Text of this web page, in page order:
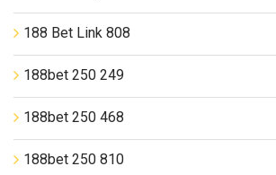
188 Bet Link 808
188bet 250 249
188bet 250 468
188bet 250 810